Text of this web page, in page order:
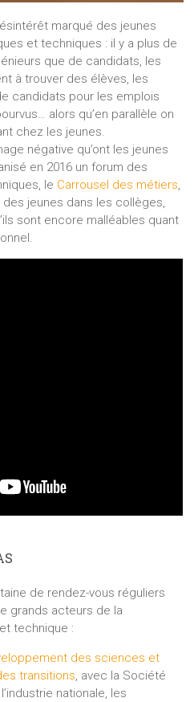
marqué des jeunes
et techniques : il y a plus de
que de candidats, les
à trouver des élèves, les
candidats pour les emplois
alors qu’en parallèle on
chez les jeunes.
négative qu’ont les jeunes
en 2016 un forum des
le Carrousel des métiers,
jeunes dans les collèges,
sont encore malléables quant
de rendez-vous réguliers
grands acteurs de la
technique :
des sciences et
transitions, avec la Société
nationale, les